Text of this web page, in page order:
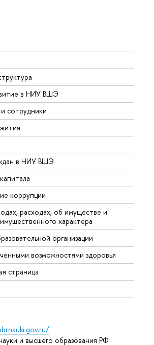
в НИУ ВШЭ
сотрудники
в НИУ ВШЭ
коррупции
расходах, об имуществе и
характера
организации
возможностями здоровья
страница
и высшего образования РФ